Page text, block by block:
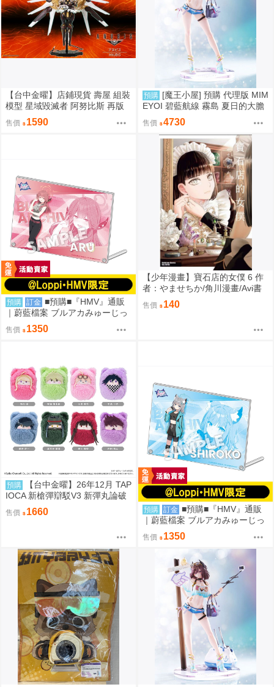
【台中金曜】店鋪現貨 壽屋 組裝
模型 星域毀滅者 阿努比斯 再版
售價 1590
預購 [魔王小屋] 預購 代理版 MIM
EYOI 碧藍航線 霧島 夏日的大膽
嘗試 TF edition
售價 4730
預購 訂金 ■預購■『HMV』通販
｜蔚藍檔案 ブルアカみゅーじっ
く♪3D LIVE『便利屋68』壓克力
板。[0912]
售價 1350
【少年漫畫】寶石店的女僕 6 作
者：やませちか/角川漫畫/Avi書
店
售價 140
預購
【台中金曜】26年12月 TAP
IOCA 新槍彈辯駁V3 新彈丸論破
V3 動物裝布偶集 寶寶娃 中盒 08
14
售價 1660 預購 訂金 ■預購■『HMV』通販
｜蔚藍檔案 ブルアカみゅーじっ
く♪3D LIVE『阿拜多斯高中』壓
克力板。[0912]
售價 1350